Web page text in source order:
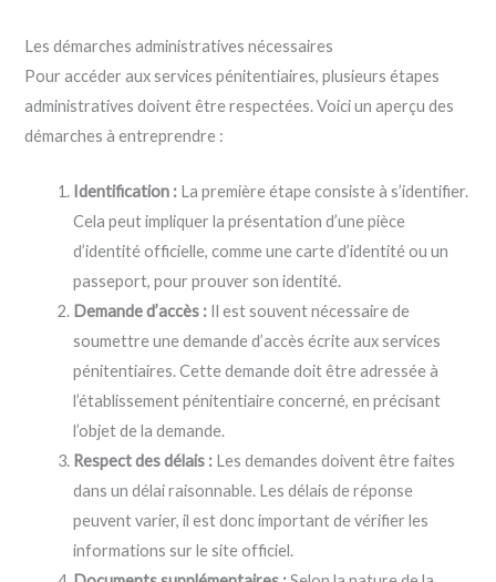
Les démarches administratives nécessaires
Pour accéder aux services pénitentiaires, plusieurs étapes
administratives doivent être respectées. Voici un aperçu des
démarches à entreprendre :
Identification : La première étape consiste à s’identifier.
Cela peut impliquer la présentation d’une pièce
d’identité officielle, comme une carte d’identité ou un
passeport, pour prouver son identité.
Demande d’accès : Il est souvent nécessaire de
soumettre une demande d’accès écrite aux services
pénitentiaires. Cette demande doit être adressée à
l’établissement pénitentiaire concerné, en précisant
l’objet de la demande.
Respect des délais : Les demandes doivent être faites
dans un délai raisonnable. Les délais de réponse
peuvent varier, il est donc important de vérifier les
informations sur le site officiel.